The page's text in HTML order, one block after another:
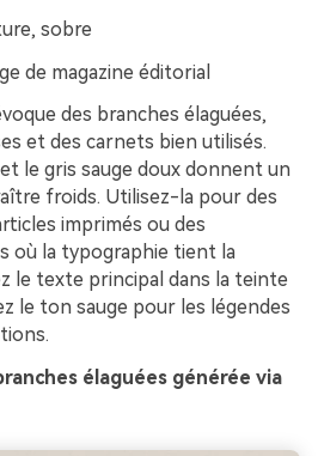
sobre
de magazine éditorial
des branches élaguées,
et des carnets bien utilisés.
le gris sauge doux donnent un
froids. Utilisez-la pour des
imprimés ou des
où la typographie tient la
le texte principal dans la teinte
le ton sauge pour les légendes
élaguées générée via